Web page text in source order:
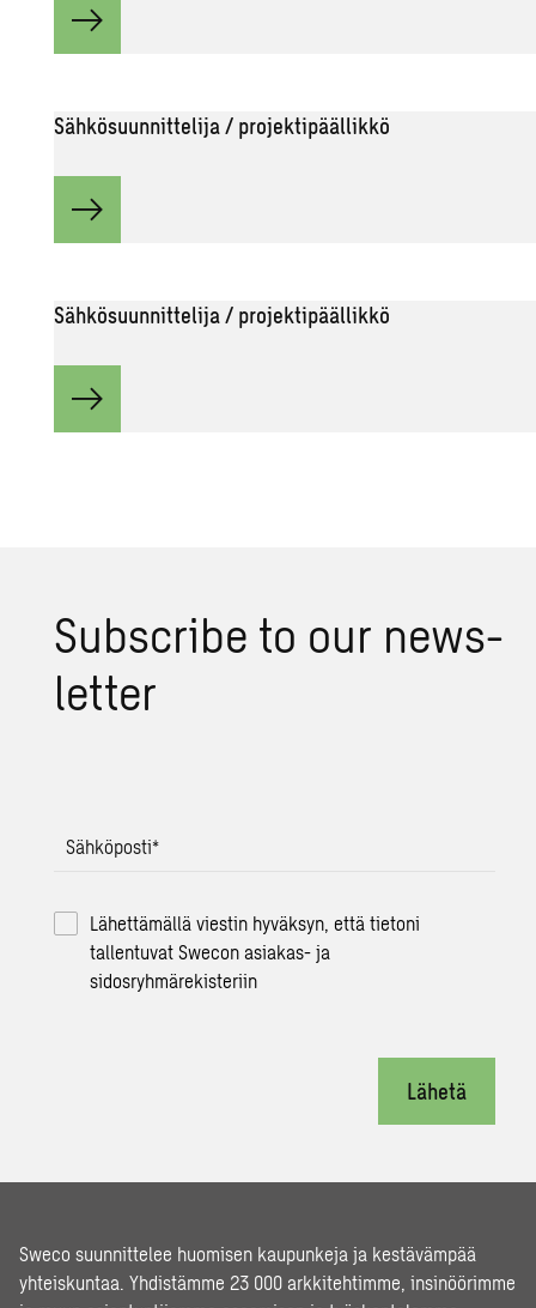
Sähkösuunnittelija / projektipäällikkö
Sähkösuunnittelija / projektipäällikkö
Subsc­ri­be to our news­
let­ter
Sähköposti*
Lähettämällä viestin hyväksyn, että tietoni
tallentuvat Swecon asiakas- ja
sidosryhmärekisteriin
Lähetä
Sweco suunnittelee huomisen kaupunkeja ja kestävämpää
yhteiskuntaa. Yhdistämme 23 000 arkkitehtimme, insinöörimme